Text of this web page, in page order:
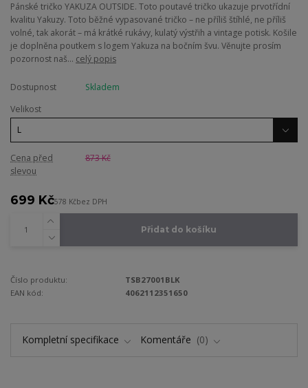
Pánské tričko YAKUZA OUTSIDE. Toto poutavé tričko ukazuje prvotřídní
kvalitu Yakuzy. Toto běžné vypasované tričko – ne příliš štíhlé, ne příliš
volné, tak akorát – má krátké rukávy, kulatý výstřih a vintage potisk. Košile
je doplněna poutkem s logem Yakuza na bočním švu. Věnujte prosím
pozornost naš... celý popis
Dostupnost
Skladem
Velikost
Cena před
slevou
873 Kč
699 Kč578 Kčbez DPH
Přidat do košíku
Číslo produktu:
TSB27001BLK
EAN kód:
4062112351650
Kompletní specifikace Komentáře 0